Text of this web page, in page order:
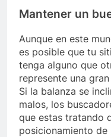
Mantener un
Aunque en este
es posible que tu
tenga alguno que
represente una
Si la balanza se
malos, los
que estas tratando
posicionamiento de